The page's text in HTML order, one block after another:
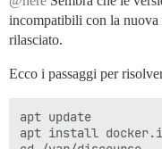
incompatibili con la
rilasciato.
Ecco i passaggi per
apt update
apt install